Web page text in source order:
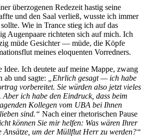
überzogenen Redezeit hastig seine
und den Saal verließ, wusste ich immer
Wie in Trance stieg ich auf das
Augenpaare richteten sich auf mich. Ich
müde Gesichter — müde, die Köpfe
meines eloquenten Vorredners.
Idee. Ich deutete auf meine Mappe, zwang
ab und sagte:
Ehrlich gesagt — ich habe
vorbereitet. Sie würden also jetzt vieles
Aber ich habe den Eindruck, dass beim
Kollegen vom UBA bei Ihnen
sind.
Nach einer rhetorischen Pause
können Sie mir helfen: Was wären Ihrer
Ansätze, um der Müllflut Herr zu werden?